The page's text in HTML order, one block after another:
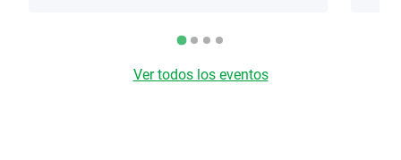
Ver todos los eventos